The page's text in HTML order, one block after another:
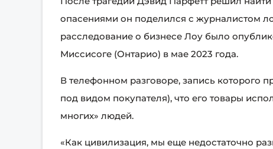
опасениями он поделился с журналистом
расследование о бизнесе Лоу было
Миссисоге (Онтарио) в мае 2023 года.
В телефонном разговоре, запись которого
под видом покупателя), что его товары
многих» людей.
«Как цивилизация, мы еще недостаточно